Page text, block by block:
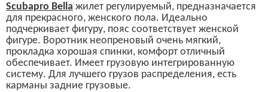
Scubapro Bella жилет регулируемый, предназначается
для прекрасного, женского пола. Идеально
подчеркивает фигуру, пояс соответствует женской
фигуре. Воротник неопреновый очень мягкий,
прокладка хорошая спинки, комфорт отличный
обеспечивает. Имеет грузовую интегрированную
систему. Для лучшего грузов распределения, есть
карманы задние грузовые.